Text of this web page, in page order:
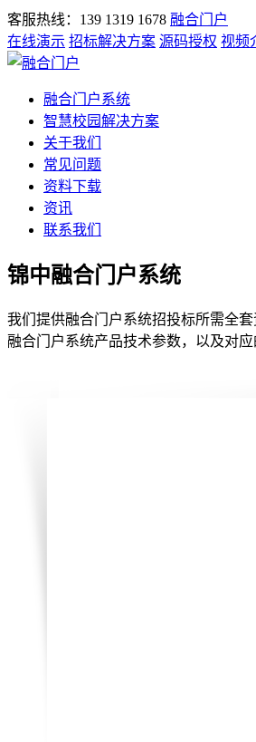
客服热线：139 1319 1678 融合门户
在线演示 招标解决方案 源码授权 视频
融合门户系统
智慧校园解决方案
关于我们
常见问题
资料下载
资讯
联系我们
锦中融合门户系统
我们提供融合门户系统招投标所需全
融合门户系统产品技术参数，以及对